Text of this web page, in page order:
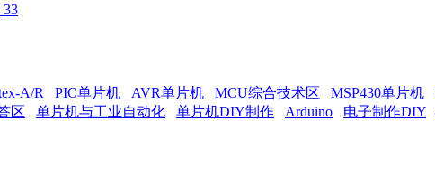
33
A/R PIC单片机 AVR单片机 MCU综合技术区 MSP430单片机
区 单片机与工业自动化 单片机DIY制作 Arduino 电子制作DIY